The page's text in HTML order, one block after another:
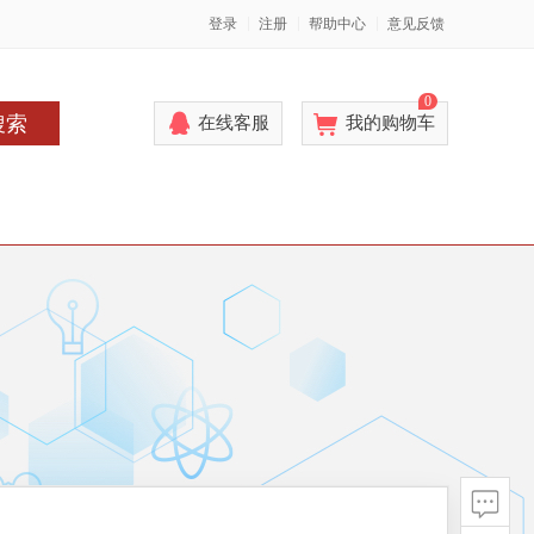
登录 注册 帮助中心 意见反馈
索 在线客服 我的购物车
0